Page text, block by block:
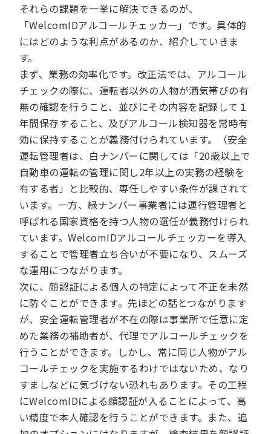
それらの課題を一挙に解決できるのが、
「WelcomIDアルコールチェッカー」です。具体的
にはどのような利点があるのか、紹介していきま
す。
まず、業務の効率化です。改正法では、アルコール
チェックの際に、運転者以外の人物が酒気帯びの有
無の確認を行うこと、並びにその内容を記録して１
年間保存すること、及びアルコール検知器を常時有
効に保持することが義務付けられています。（安全
運転管理者は、白ナンバーに関しては「20歳以上で
自動車の運転の管理に関し2年以上の実務の経験を
有する者」と比較的、専任しやすい条件が課されて
います。一方、緑ナンバー事業者には運行管理者と
呼ばれる国家資格を持つ人物の選任が義務付けられ
ています。WelcomIDアルコールチェッカーを導入
することで管理者立ち合いが不要になり、スムーズ
な運用につながります。
次に、顔認証による個人の特定によって不正を未然
に防ぐことができます。先ほどの話とつながります
が、安全運転管理者が不在の際は事業所で任意に定
めた業務の補助者が、代理でアルコールチェックを
行うことができます。しかし、常に同じ人物がアル
コールチェックを実施するわけではないため、なり
すましなどに気づけない恐れもあります。その工程
にWelcomIDによる顔認証が入ることによって、高
い精度で本人確認を行うことができます。また、追